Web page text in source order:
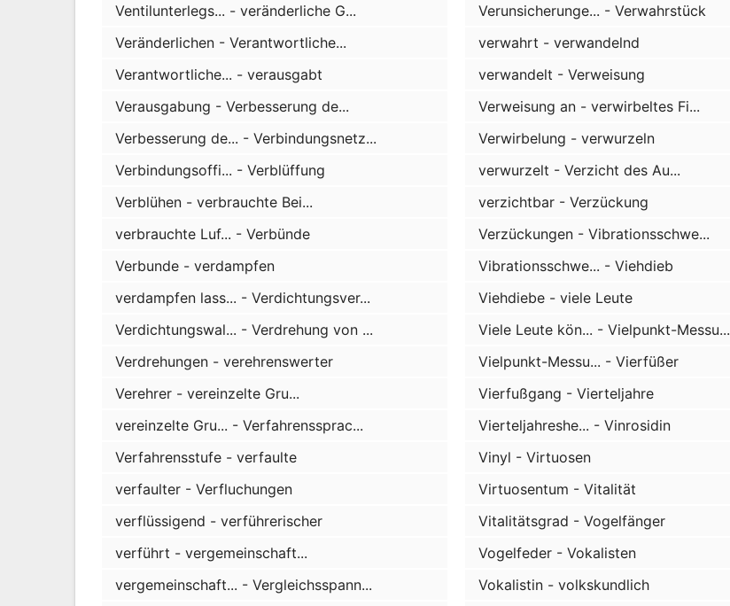
Ventilunterlegs... - veränderliche G...
Veränderlichen - Verantwortliche...
Verantwortliche... - verausgabt
Verausgabung - Verbesserung de...
Verbesserung de... - Verbindungsnetz...
Verbindungsoffi... - Verblüffung
Verblühen - verbrauchte Bei...
verbrauchte Luf... - Verbünde
Verbunde - verdampfen
verdampfen lass... - Verdichtungsver...
Verdichtungswal... - Verdrehung von ...
Verdrehungen - verehrenswerter
Verehrer - vereinzelte Gru...
vereinzelte Gru... - Verfahrenssprac...
Verfahrensstufe - verfaulte
verfaulter - Verfluchungen
verflüssigend - verführerischer
verführt - vergemeinschaft...
vergemeinschaft... - Vergleichsspann...
Verunsicherunge... - Verwahrstück
verwahrt - verwandelnd
verwandelt - Verweisung
Verweisung an - verwirbeltes Fi...
Verwirbelung - verwurzeln
verwurzelt - Verzicht des Au...
verzichtbar - Verzückung
Verzückungen - Vibrationsschwe...
Vibrationsschwe... - Viehdieb
Viehdiebe - viele Leute
Viele Leute kön... - Vielpunkt-Messu...
Vielpunkt-Messu... - Vierfüßer
Vierfußgang - Vierteljahre
Vierteljahreshe... - Vinrosidin
Vinyl - Virtuosen
Virtuosentum - Vitalität
Vitalitätsgrad - Vogelfänger
Vogelfeder - Vokalisten
Vokalistin - volkskundlich